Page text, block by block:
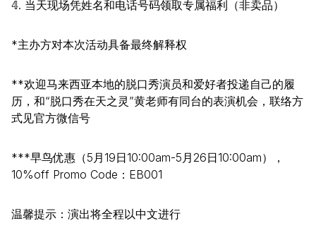
𝟜. 当天现场凭姓名和电话号码领取专属福利（非卖品）
*主办方对本次活动具备最终解释权
**欢迎马来西亚本地的脱口秀演员和爱好者投递自己的履
历，和“脱口秀在天之灵”黄老师有同台的表演机会，联络方
式见官方微信号
***早鸟优惠（5月19日10:00am-5月26日10:00am），
10%off Promo Code：EB001
温馨提示：演出将全程以中文进行